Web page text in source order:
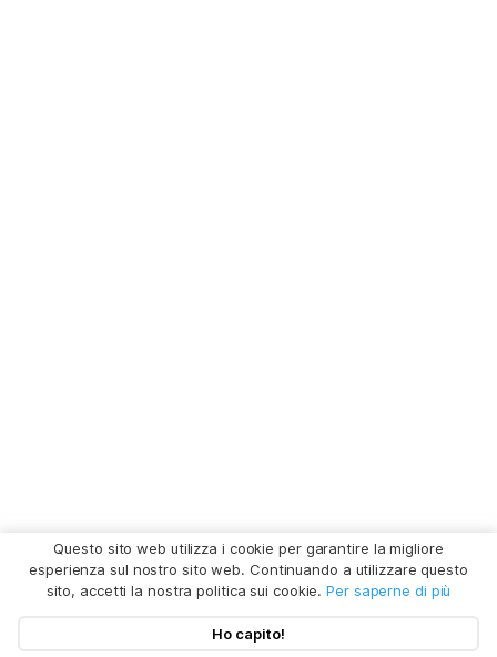
Questo sito web utilizza i cookie per garantire la migliore
esperienza sul nostro sito web. Continuando a utilizzare questo
sito, accetti la nostra politica sui cookie.Per saperne di più
Ho capito!